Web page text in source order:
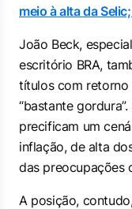
meio à alta da
João Beck,
escritório BRA,
títulos com
“bastante
precificam um
inflação, de alta
das preocupações
A posição,